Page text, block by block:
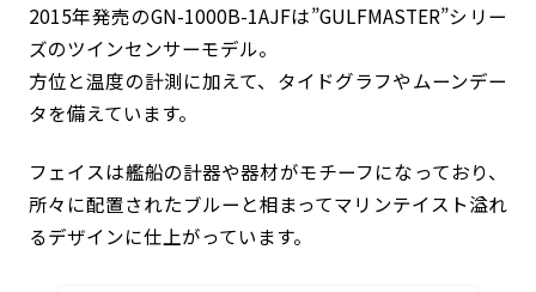
2015年発売のGN-1000B-1AJFは”GULFMASTER”シリー
ズのツインセンサーモデル。
方位と温度の計測に加えて、タイドグラフやムーンデー
タを備えています。
フェイスは艦船の計器や器材がモチーフになっており、
所々に配置されたブルーと相まってマリンテイスト溢れ
るデザインに仕上がっています。